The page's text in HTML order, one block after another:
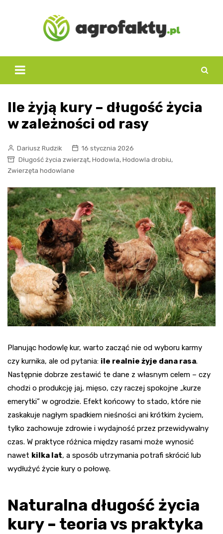
Ile żyją kury – długość życia
w zależności od rasy
Dariusz Rudzik
16 stycznia 2026
Długość życia zwierząt, Hodowla, Hodowla drobiu,
Zwierzęta hodowlane
Planując hodowlę kur, warto zacząć nie od wyboru karmy
czy kurnika, ale od pytania: ile realnie żyje dana rasa.
Następnie dobrze zestawić te dane z własnym celem – czy
chodzi o produkcję jaj, mięso, czy raczej spokojne „kurze
emerytki” w ogrodzie. Efekt końcowy to stado, które nie
zaskakuje nagłym spadkiem nieśności ani krótkim życiem,
tylko zachowuje zdrowie i wydajność przez przewidywalny
czas. W praktyce różnica między rasami może wynosić
nawet kilka lat, a sposób utrzymania potrafi skrócić lub
wydłużyć życie kury o połowę.
Naturalna długość życia
kury – teoria vs praktyka